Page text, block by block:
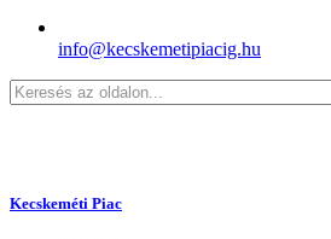
info@kecskemetipiacig.hu
Kecskeméti Piac